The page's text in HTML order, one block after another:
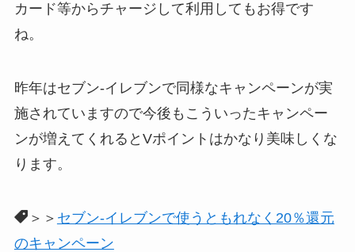
カード等からチャージして利用してもお得です
ね。
昨年はセブン-イレブンで同様なキャンペーンが実
施されていますので今後もこういったキャンペー
ンが増えてくれるとVポイントはかなり美味しくな
ります。
＞＞ セブン-イレブンで使うともれなく20％還元
のキャンペーン